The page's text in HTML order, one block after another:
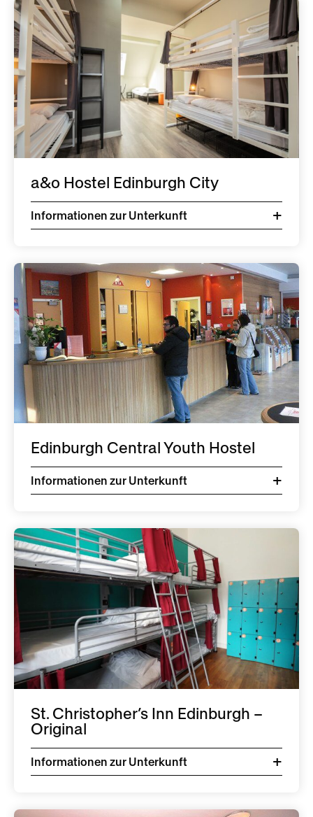
a&o Hostel Edinburgh City
Informationen zur Unterkunft
Edinburgh Central Youth Hostel
Informationen zur Unterkunft
St. Christopher’s Inn Edinburgh –
Original
Informationen zur Unterkunft